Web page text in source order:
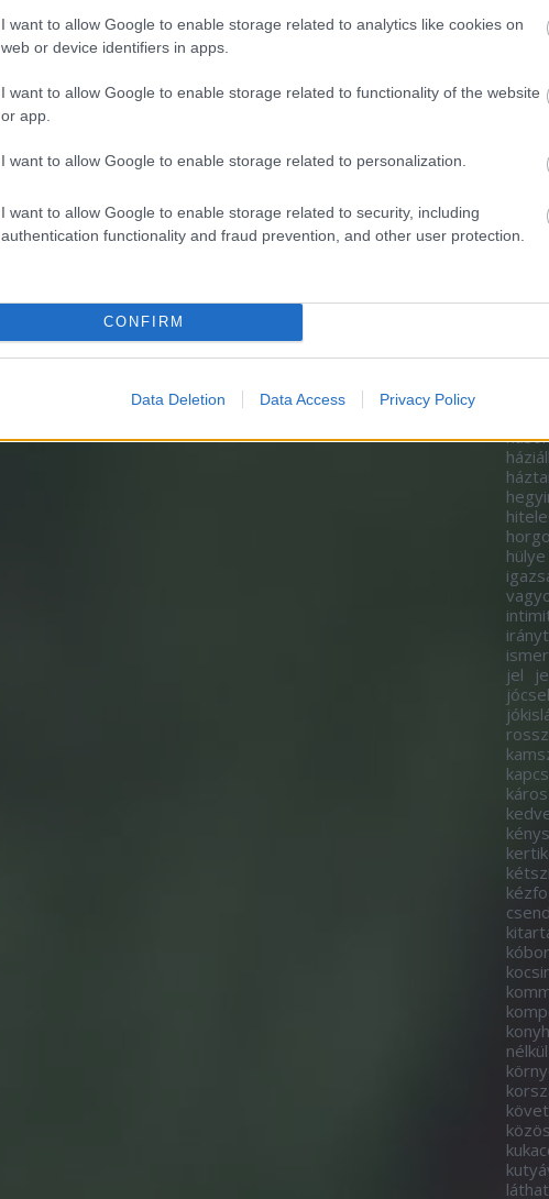
I want to allow Google to enable storage related to analytics like cookies on
web or device identifiers in apps.
I want to allow Google to enable storage related to functionality of the website
or app.
I want to allow Google to enable storage related to personalization.
I want to allow Google to enable storage related to security, including
authentication functionality and fraud prevention, and other user protection.
CONFIRM
Data Deletion Data Access Privacy Policy
hülye
jel
rossz
káros
csend
kóbor
nélkül